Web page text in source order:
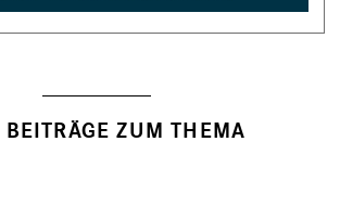
ZUM THEMA